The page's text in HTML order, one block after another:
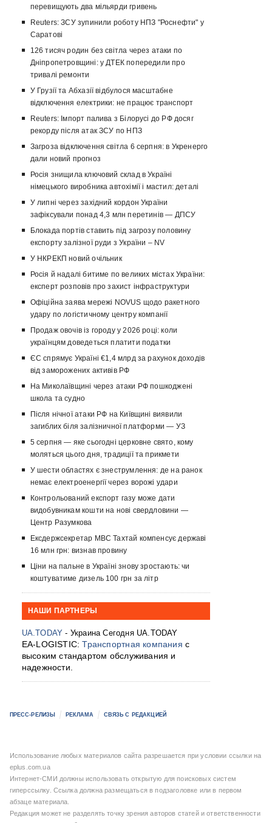
перевищують два мільярди гривень
Reuters: ЗСУ зупинили роботу НПЗ "Роснефти" у
Саратові
126 тисяч родин без світла через атаки по
Дніпропетровщині: у ДТЕК попередили про
тривалі ремонти
У Грузії та Абхазії відбулося масштабне
відключення електрики: не працює транспорт
Reuters: Імпорт палива з Білорусі до РФ досяг
рекорду після атак ЗСУ по НПЗ
Загроза відключення світла 6 серпня: в Укренерго
дали новий прогноз
Росія знищила ключовий склад в Україні
німецького виробника автохімії і мастил: деталі
У липні через західний кордон України
зафіксували понад 4,3 млн перетинів — ДПСУ
Блокада портів ставить під загрозу половину
експорту залізної руди з України – NV
У НКРЕКП новий очільник
Росія й надалі битиме по великих містах України:
експерт розповів про захист інфраструктури
Офіційна заява мережі NOVUS щодо ракетного
удару по логістичному центру компанії
Продаж овочів із городу у 2026 році: коли
українцям доведеться платити податки
ЄС спрямує Україні €1,4 млрд за рахунок доходів
від заморожених активів РФ
На Миколаївщині через атаки РФ пошкоджені
школа та судно
Після нічної атаки РФ на Київщині виявили
загиблих біля залізничної платформи — УЗ
5 серпня — яке сьогодні церковне свято, кому
моляться цього дня, традиції та прикмети
У шести областях є знеструмлення: де на ранок
немає електроенергії через ворожі удари
Контрольований експорт газу може дати
видобувникам кошти на нові свердловини —
Центр Разумкова
Ексдержсекретар МВС Тахтай компенсує державі
16 млн грн: визнав провину
Ціни на пальне в Україні знову зростають: чи
коштуватиме дизель 100 грн за літр
НАШИ ПАРТНЕРЫ
UA.TODAY - Украина Сегодня UA.TODAY
EA-LOGISTIC:Транспортная компания с
высоким стандартом обслуживания и
надежности.
ПРЕСС-РЕЛИЗЫ РЕКЛАМА СВЯЗЬ С РЕДАКЦИЕЙ
Использование любых материалов сайта разрешается при условии ссылки на
eplus.com.ua
Интернет-СМИ должны использовать открытую для поисковых систем
гиперссылку. Ссылка должна размещаться в подзаголовке или в первом
абзаце материала.
Редакция может не разделять точку зрения авторов статей и ответственности